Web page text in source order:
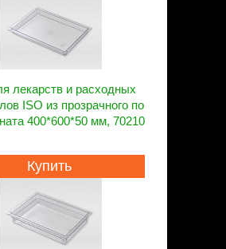
лекарств и расходных
ISO из прозрачного по
400*600*50 мм, 70210
Купить